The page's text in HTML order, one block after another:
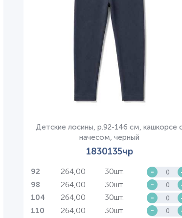
Детские лосины, р.92-146 см, кашкорсе
начесом, черный
1830135чр
92 264,00 30шт. -
98 264,00 30шт. -
104 264,00 30шт. -
110 264,00 30шт. -